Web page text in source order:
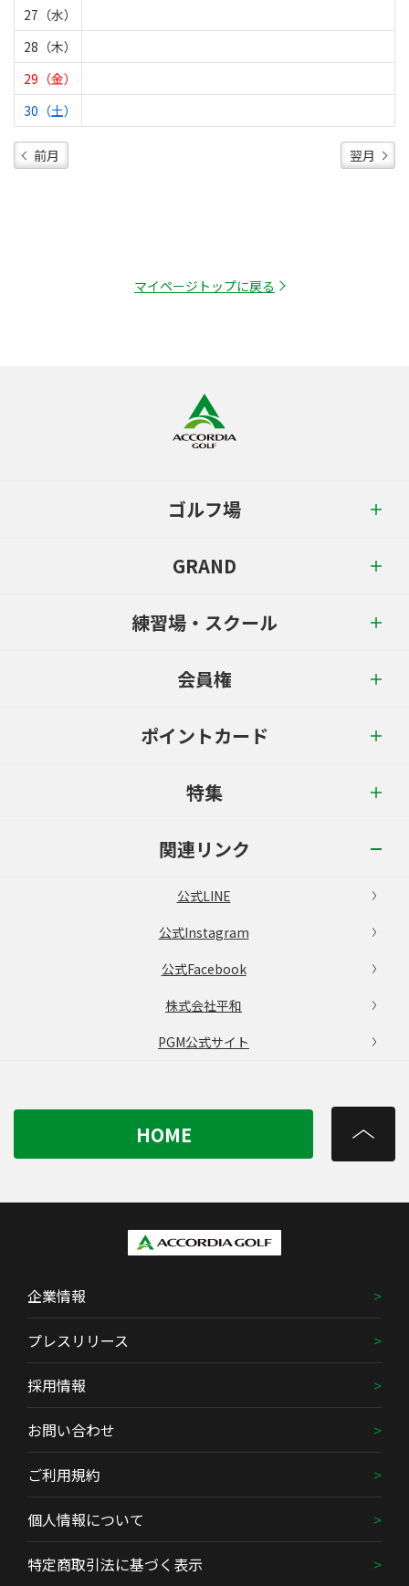
27（水）
28（木）
29（金）
30（土）
前月 翌月
マイページトップに戻る
ゴルフ場
GRAND
練習場・スクール
会員権
ポイントカード
特集
関連リンク
公式LINE
公式Instagram
公式Facebook
株式会社平和
PGM公式サイト
HOME
企業情報
プレスリリース
採用情報
お問い合わせ
ご利用規約
個人情報について
特定商取引法に基づく表示